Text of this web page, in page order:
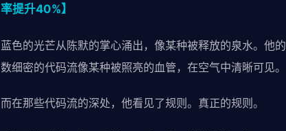
率提升40%】
蓝色的光芒从陈默的掌心涌出，像某种被释放的泉水。
数细密的代码流像某种被照亮的血管，在空气中清晰可见。
而在那些代码流的深处，他看见了规则。真正的规则。